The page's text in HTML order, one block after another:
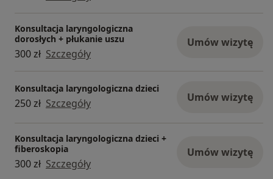
psychologia, reumatologia, stomatologia i
urologia. W placówce w Świętochłowicach działa
Konsultacja laryngologiczna
dorosłych + płukanie uszu
300 zł Szczegóły
Umów wizytę
Konsultacja laryngologiczna dzieci
250 zł Szczegóły Umów wizytę
Konsultacja laryngologiczna dzieci +
fiberoskopia
300 zł Szczegóły
Umów wizytę